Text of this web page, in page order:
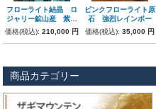
フローライト結晶 ロ
ジャリー鉱山産 紫外
線で変色!!
価格(税込):210,000 円
ピンクフローライト原
石 強烈レインボー
価格(税込):35,000 円
商品カテゴリー